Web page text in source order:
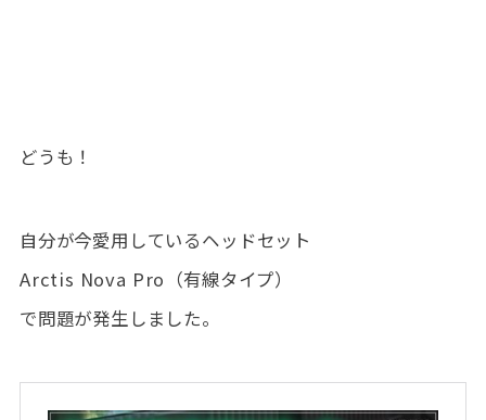
どうも！
自分が今愛用しているヘッドセット
Arctis Nova Pro（有線タイプ）
で問題が発生しました。